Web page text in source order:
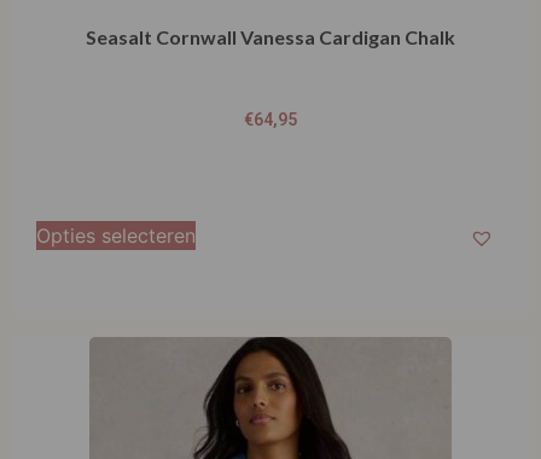
Seasalt Cornwall Vanessa Cardigan Chalk
€64,95
Opties selecteren